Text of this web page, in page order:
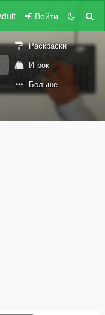
Войти
Раскраски
Игрок
Больше